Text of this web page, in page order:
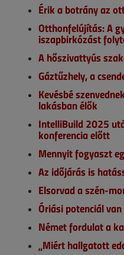
Érik a botrány az
Otthonfelújítás: A
iszapbirkózást
A hőszivattyús
Gáztűzhely, a
Kevésbé
lakásban élők
IntelliBuild 2025
konferencia előtt
Mennyit fogyaszt
Az időjárás is
Elsorvad a szén-
Óriási potenciál
Német fordulat a
„Miért hallgatott